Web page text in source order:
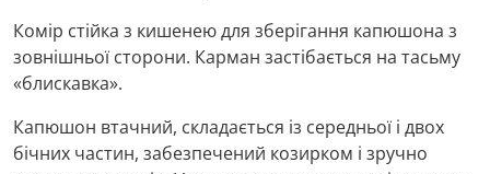
Комір стійка з кишенею для зберігання капюшона з
зовнішньої сторони. Карман застібається на тасьму
«блискавка».
Капюшон втачний, складається із середньої і двох
бічних частин, забезпечений козирком і зручно